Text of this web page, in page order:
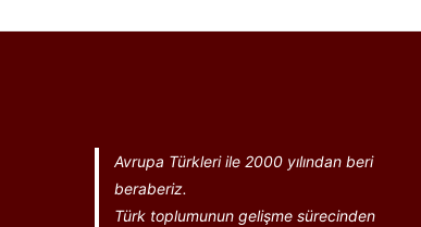
Avrupa Türkleri ile 2000 yılından beri
beraberiz.
Türk toplumunun gelişme sürecinden